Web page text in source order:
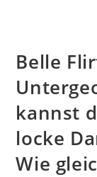
Belle
kannst
locke
Wie